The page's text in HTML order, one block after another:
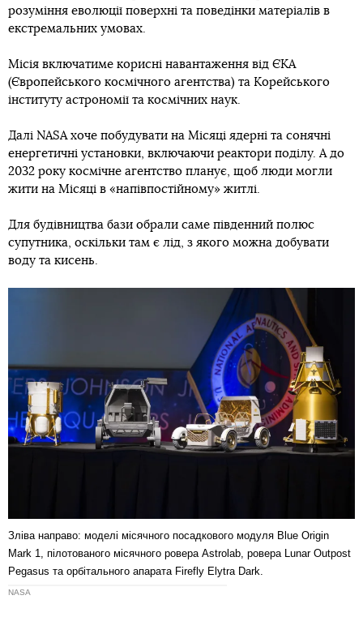
розуміння еволюції поверхні та поведінки матеріалів в
екстремальних умовах.
Місія включатиме корисні навантаження від ЄКА
(Європейського космічного агентства) та Корейського
інституту астрономії та космічних наук.
Далі NASA хоче побудувати на Місяці ядерні та сонячні
енергетичні установки, включаючи реактори поділу. А до
2032 року космічне агентство планує, щоб люди могли
жити на Місяці в «напівпостійному» житлі.
Для будівництва бази обрали саме південний полюс
супутника, оскільки там є лід, з якого можна добувати
воду та кисень.
Зліва направо: моделі місячного посадкового модуля Blue Origin
Mark 1, пілотованого місячного ровера Astrolab, ровера Lunar Outpost
Pegasus та орбітального апарата Firefly Elytra Dark.
NASA